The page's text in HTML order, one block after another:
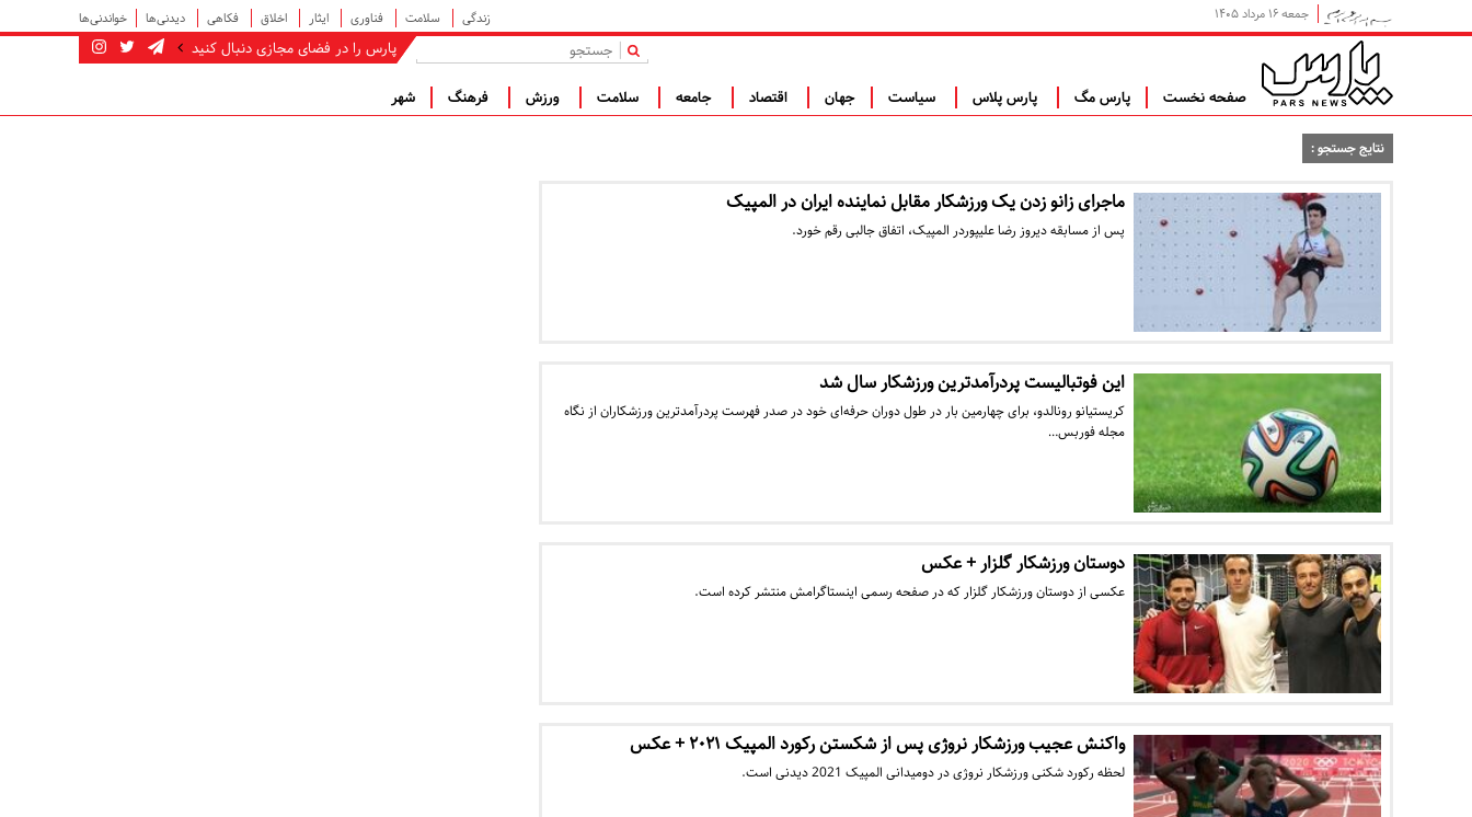
جمعه ۱۶ مرداد ۱۴۰۵ زندگی سلامت فناوری ایثار اخلاق فکاهی دیدنی‌ها خواندنی‌ها
پارس را در فضای مجازی دنبال کنید |
صفحه نخست پارس مگ پارس پلاس سیاست جهان اقتصاد جامعه سلامت ورزش فرهنگ شهر
نتایج جستجو :
ماجرای زانو زدن یک ورزشکار مقابل نماینده ایران در المپیک
پس از مسابقه دیروز رضا علیپوردر المپیک، اتفاق جالبی رقم خورد.
این فوتبالیست پردرآمدترین ورزشکار سال شد
کریستیانو رونالدو، برای چهارمین بار در طول دوران حرفه‌ای خود در صدر فهرست پردرآمدترین ورزشکاران از نگاه
مجله فوربس…
دوستان ورزشکار گلزار + عکس
عکسی از دوستان ورزشکار گلزار که در صفحه رسمی اینستاگرامش منتشر کرده است.
واکنش عجیب ورزشکار نروژی پس از شکستن رکورد المپیک ۲۰۲۱ + عکس
لحظه رکورد شکنی ورزشکار نروژی در دومیدانی المپیک 2021 دیدنی است.